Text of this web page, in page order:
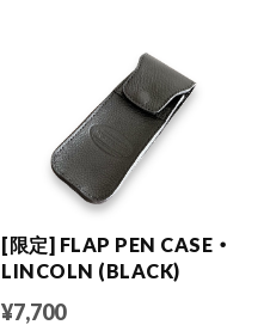
[限定] FLAP PEN CASE ・
LINCOLN (BLACK)
¥7,700